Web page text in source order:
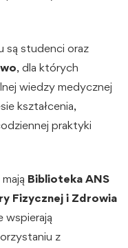
są studenci oraz
, dla których
wiedzy medycznej
kształcenia,
praktyki
Biblioteka ANS
Fizycznej i Zdrowia
wspierają
z